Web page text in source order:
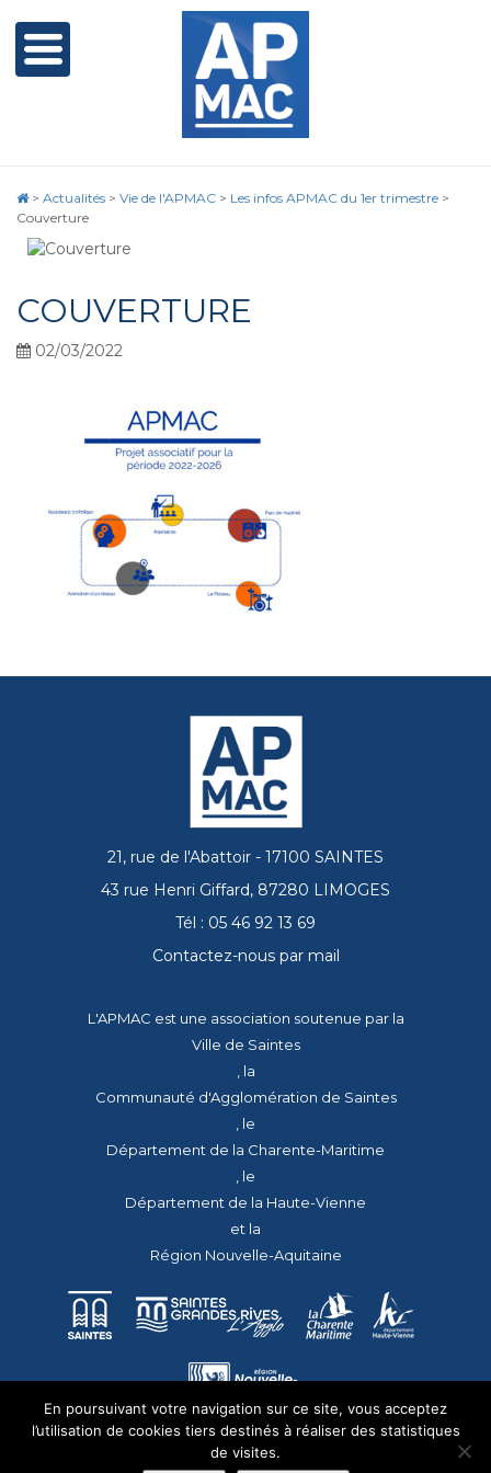
> Actualités > Vie de l'APMAC > Les infos APMAC du 1er trimestre >
Couverture
COUVERTURE
02/03/2022
21, rue de l'Abattoir - 17100 SAINTES
43 rue Henri Giffard, 87280 LIMOGES
Tél : 05 46 92 13 69
Contactez-nous par mail
L'APMAC est une association soutenue par la
Ville de Saintes
, la
Communauté d'Agglomération de Saintes
, le
Département de la Charente-Maritime
, le
Département de la Haute-Vienne
et la
Région Nouvelle-Aquitaine
En poursuivant votre navigation sur ce site, vous acceptez
l’utilisation de cookies tiers destinés à réaliser des statistiques
de visites.